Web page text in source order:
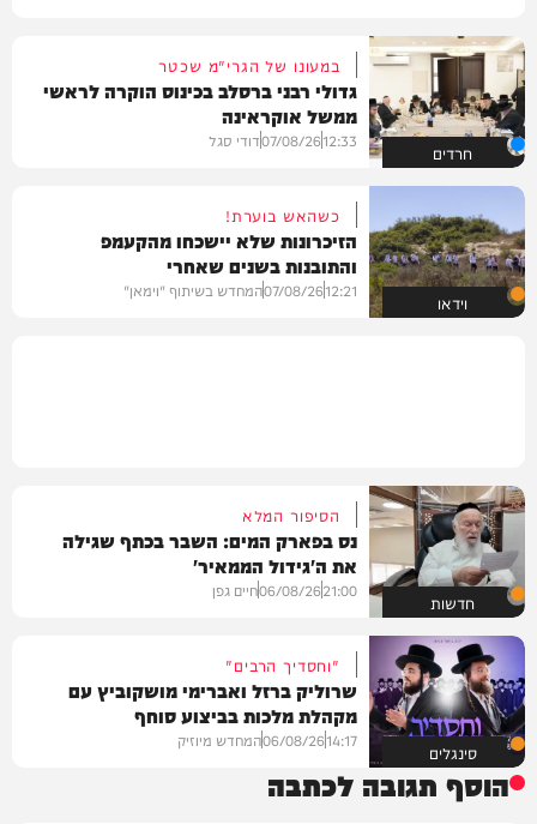
חרדים
במעונו של הגרי"מ שכטר
גדולי רבני ברסלב בכינוס הוקרה לראשי
ממשל אוקראינה
12:33
07/08/26דודי סגל
וידאו
כשהאש בוערת!
הזיכרונות שלא יישכחו מהקעמפ
והתובנות בשנים שאחרי
12:21
07/08/26המחדש בשיתוף "וימאן"
חדשות
הסיפור המלא
נס בפארק המים: השבר בכתף שגילה
את ה'גידול הממאיר'
21:00
06/08/26חיים גפן
סינגלים
"וחסדיך הרבים"
שרוליק ברזל ואברימי מושקוביץ עם
מקהלת מלכות בביצוע סוחף
14:17
06/08/26המחדש מיוזיק
הוסף תגובה לכתבה